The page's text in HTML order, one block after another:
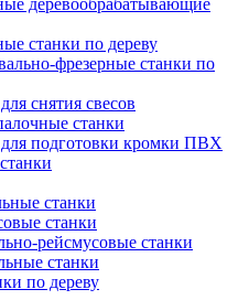
деревообрабатывающие
станки по дереву
фрезерные станки по
снятия свесов
станки
подготовки кромки ПВХ
станки
станки
рейсмусовые станки
станки
по дереву